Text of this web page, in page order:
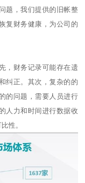
题，我们提供的旧帐整
复财务健康，为公司的
，财务记录可能存在遗
纠正。其次，复杂的的
的问题，需要人员进行
人力和时间进行数据收
性。